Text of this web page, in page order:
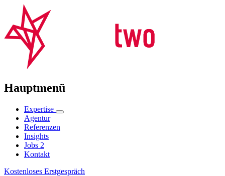
Hauptmenü
Expertise
Agentur
Referenzen
Insights
Jobs 2
Kontakt
Kostenloses Erstgespräch